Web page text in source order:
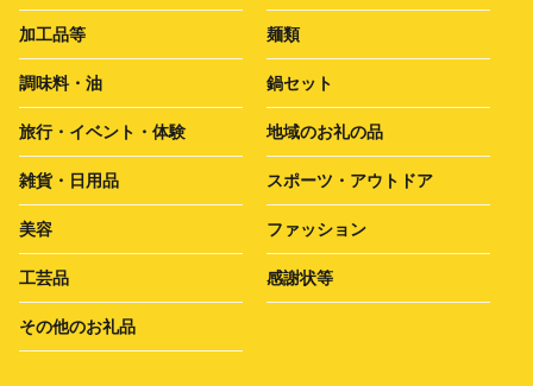
加工品等 麺類
調味料・油 鍋セット
旅行・イベント・体験 地域のお礼の品
雑貨・日用品 スポーツ・アウトドア
美容 ファッション
工芸品 感謝状等
その他のお礼品